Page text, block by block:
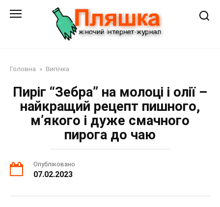
Головна » Випічка
Пиріг “Зебра” на молоці і олії –
найкращий рецепт пишного,
м’якого і дуже смачного
пирога до чаю
Опубліковано
07.02.2023